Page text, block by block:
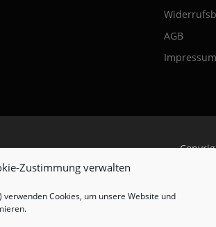
Zustimmung verwalten
Cookies, um unsere Website und
AGB
Impressum